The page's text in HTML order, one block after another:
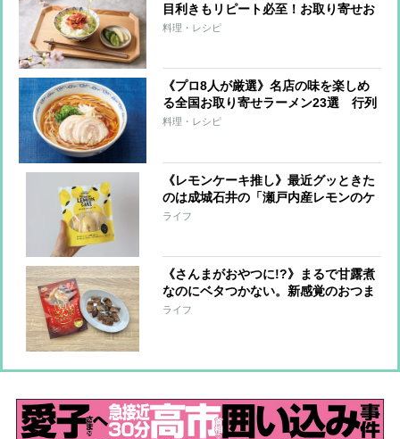
目利きもリピート必至！お取り寄せお
茶漬け＆美味な具材7選
料理・レシピ
《プロ8人が厳選》名店の味を楽しめ
る全国お取り寄せラーメン23選 行列
の味を手軽に楽しめる
料理・レシピ
《レモンケーキ推し》最近グッときた
のは成城石井の「瀬戸内産レモンのケ
ーキ」（3個862円）【本日のお気に入
ライフ
《さんまがおやつに!?》まるで甘露煮
なのにベタつかない。新感覚のおつま
み菓子を実食【本日のお気に入り】
ライフ